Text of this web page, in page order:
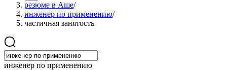
резюме в Аше/
инженер по применению/
частичная занятость
инженер по применению